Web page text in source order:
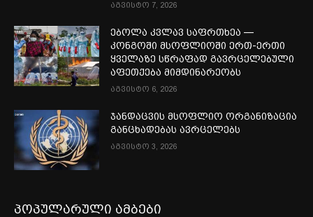
აგვისტო 7, 2026
ებოლა კვლავ საფრთხეა —
კონგოში მსოფლიოში ერთ-ერთი
ყველაზე სწრაფად გავრცელებული
აფეთქება მიმდინარეობს
აგვისტო 6, 2026
ჯანდაცვის მსოფლიო ორგანიზაცია
განცხადებას ავრცელებს
აგვისტო 3, 2026
პოპულარული ამბები